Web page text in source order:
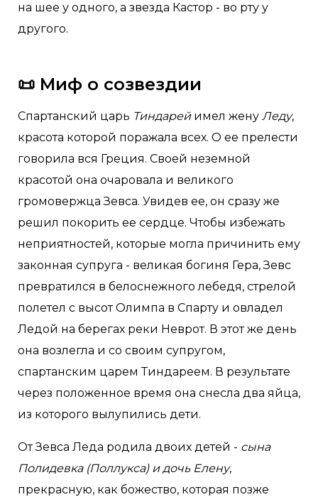
на шее у одного, а звезда Кастор - во рту у
другого.
📜 Миф о созвездии
Спартанский царь Тиндарей имел жену Леду,
красота которой поражала всех. О ее прелести
говорила вся Греция. Своей неземной
красотой она очаровала и великого
громовержца Зевса. Увидев ее, он сразу же
решил покорить ее сердце. Чтобы избежать
неприятностей, которые могла причинить ему
законная супруга - великая богиня Гера, Зевс
превратился в белоснежного лебедя, стрелой
полетел с высот Олимпа в Спарту и овладел
Ледой на берегах реки Неврот. В этот же день
она возлегла и со своим супругом,
спартанским царем Тиндареем. В результате
через положенное время она снесла два яйца,
из которого вылупились дети.
От Зевса Леда родила двоих детей - сына
Полидевка (Поллукса) и дочь Елену,
прекрасную, как божество, которая позже